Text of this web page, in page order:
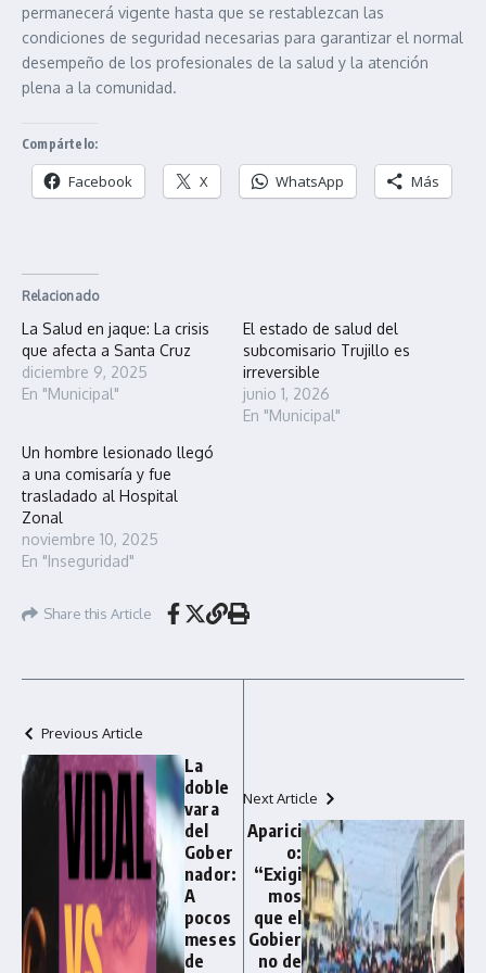
permanecerá vigente hasta que se restablezcan las
condiciones de seguridad necesarias para garantizar el normal
desempeño de los profesionales de la salud y la atención
plena a la comunidad.
Compártelo:
Facebook X WhatsApp Más
Relacionado
La Salud en jaque: La crisis
que afecta a Santa Cruz
diciembre 9, 2025
En "Municipal"
El estado de salud del
subcomisario Trujillo es
irreversible
junio 1, 2026
En "Municipal"
Un hombre lesionado llegó
a una comisaría y fue
trasladado al Hospital
Zonal
noviembre 10, 2025
En "Inseguridad"
Share this Article
Previous Article
La
doble
vara
del
Gober
nador:
A
pocos
meses
de
Next Article
Aparici
o:
“Exigi
mos
que el
Gobier
no de